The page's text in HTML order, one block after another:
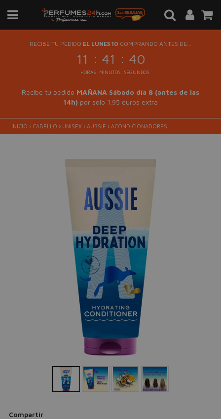
RECIBE TU PEDIDO EL LUNES 10 COMPRANDO ANTES DE...
11 : 41 : 40
HORAS MINUTOS SEGUNDOS
Recibe tu pedido MAÑANA Sábado día 8 (antes de las
14h) por sólo 1.95 euros extra
INICIO › CABELLO › UNISEX › AUSSIE › ACONDICIONADORES
Compartir